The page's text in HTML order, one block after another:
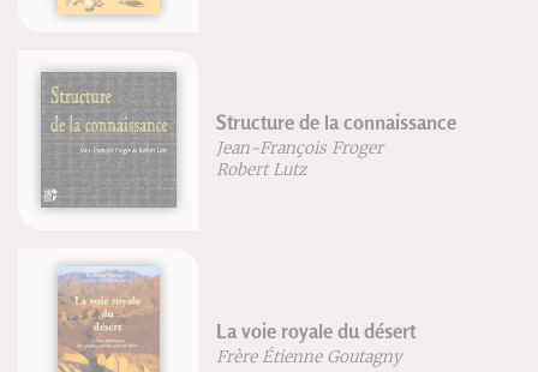
ePub : Les songes et les rêves
ePub : Les lieux sacrés